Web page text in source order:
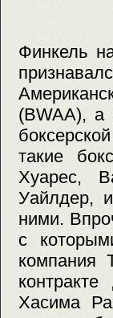
Финкель
(BWAA),
такие
Хуарес,
Уайлдер,
ними.
с
компания
Хасима